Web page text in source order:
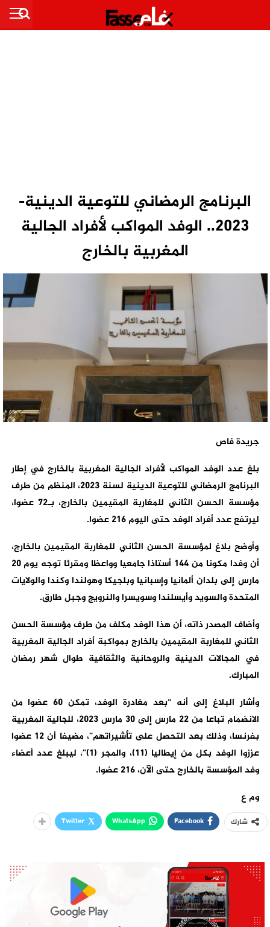
البرنامج الرمضاني للتوعية الدينية-
2023.. الوفد المواكب لأفراد الجالية
المغربية بالخارج
جريدة فاص
بلغ عدد الوفد المواكب لأفراد الجالية المغربية بالخارج في إطار
البرنامج الرمضاني للتوعية الدينية لسنة 2023، المنظم من طرف
مؤسسة الحسن الثاني للمغاربة المقيمين بالخارج، بـ72 عضوا،
ليرتفع عدد أفراد الوفد حتى اليوم 216 عضوا.
وأوضح بلاغ لمؤسسة الحسن الثاني للمغاربة المقيمين بالخارج،
أن وفدا مكونا من 144 أستاذا جامعيا وواعظا ومقرئا توجه يوم 20
مارس إلى بلدان ألمانيا وإسبانيا وبلجيكا وهولندا وكندا والولايات
المتحدة والسويد وأيسلندا وسويسرا والنرويج وجبل طارق.
وأضاف المصدر ذاته، أن هذا الوفد مكلف من طرف مؤسسة الحسن
الثاني للمغاربة المقيمين بالخارج بمواكبة أفراد الجالية المغربية
في المجالات الدينية والروحانية والثقافية طوال شهر رمضان
المبارك.
وأشار البلاغ إلى أنه “بعد مغادرة الوفد، تمكن 60 عضوا من
الانضمام تباعا من 22 مارس إلى 30 مارس 2023، للجالية المغربية
بفرنسا، وذلك بعد التحصل على تأشيراتهم”، مضيفا أن 12 عضوا
عززوا الوفد بكل من إيطاليا (11)، والمجر (1)”، ليبلغ عدد أعضاء
وفد المؤسسة بالخارج حتى الآن، 216 عضوا.
وم ع
شارك Facebook
WhatsApp
Twitter